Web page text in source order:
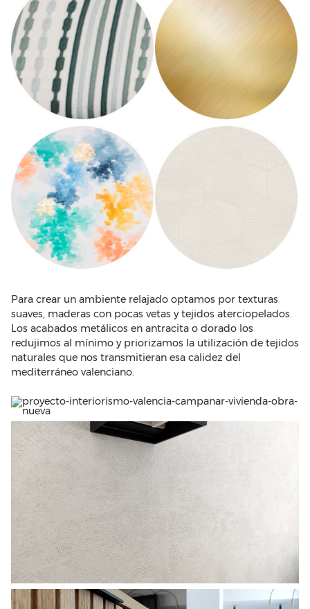
Para crear un ambiente relajado optamos por texturas
suaves, maderas con pocas vetas y tejidos aterciopelados.
Los acabados metálicos en antracita o dorado los
redujimos al mínimo y priorizamos la utilización de tejidos
naturales que nos transmitieran esa calidez del
mediterráneo valenciano.